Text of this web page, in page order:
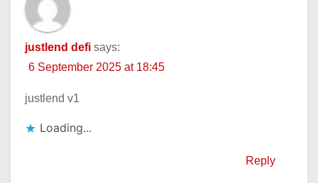
justlend defi says:
6 September 2025 at 18:45
justlend v1
Loading...
Reply